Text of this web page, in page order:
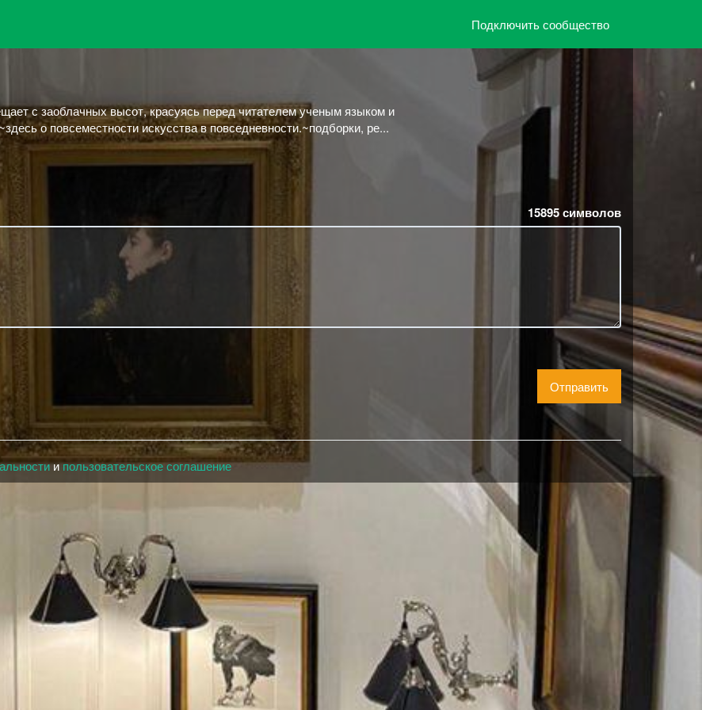
Подключить сообщество
с заоблачных высот, красуясь перед читателем ученым языком и
о повсеместности искусства в повседневности.~подборки, ре...
15895символов
Отправить
ипользовательское соглашение